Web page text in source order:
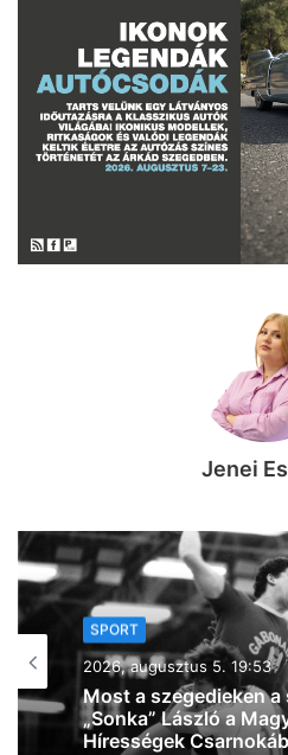
Jenei
SPORT
2026, augusztus 4. 09:56
Tart a felkészülés:
Szegedet képzelnek
szezonra